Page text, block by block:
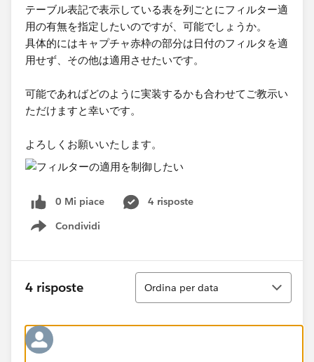
テーブル表記で表示している表を列ごとにフィルター適
用の有無を指定したいのですが、可能でしょうか。
具体的にはキャプチャ赤枠の部分は日付のフィルタを適
用せず、その他は適用させたいです。
可能であればどのように実装するかも合わせてご教示い
ただけますと幸いです。
よろしくお願いいたします。
0 Mi piace
4 risposte
Condividi
Show menu
4 risposte
Ordina
Ordina per data